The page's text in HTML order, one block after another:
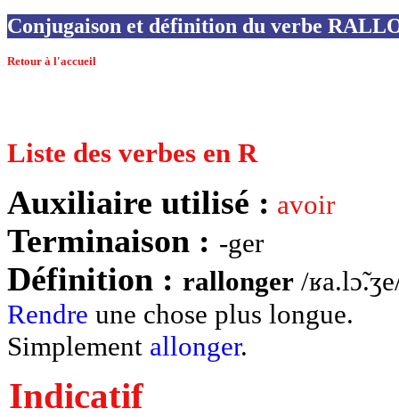
Conjugaison et définition du verbe
Retour à l'accueil
Liste des verbes en R
Auxiliaire utilisé : avoir
Terminaison : -ger
Définition : rallonger /
Rendre une chose plus longue.
Simplement allonger.
Indicatif